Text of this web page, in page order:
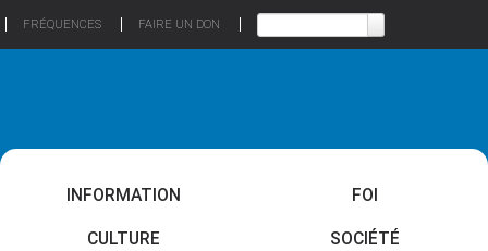
FRÉQUENCES FAIRE UN DON
INFORMATION FOI
CULTURE SOCIÉTÉ